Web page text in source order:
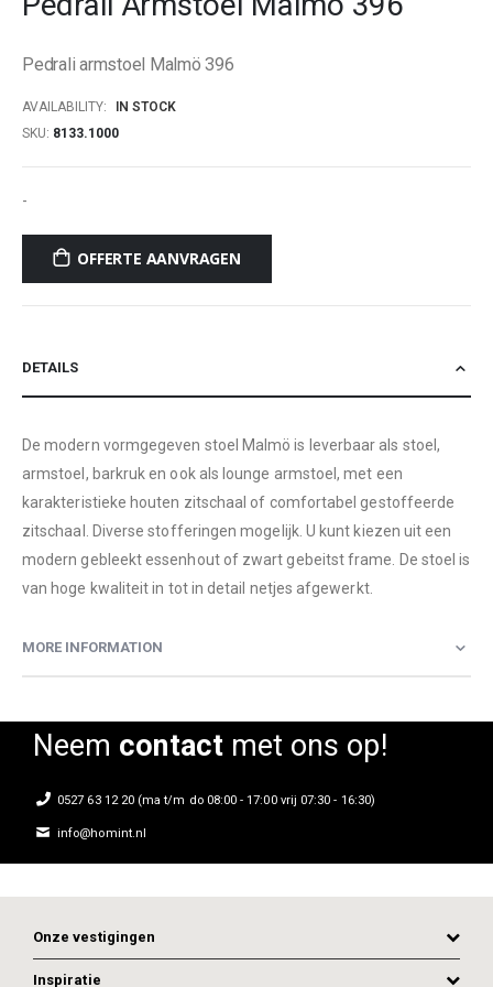
the
gallery
Pedrali armstoel Malmö 396
AVAILABILITY:
IN STOCK
SKU 8133.1000
-
OFFERTE AANVRAGEN
DETAILS
De modern vormgegeven stoel Malmö is leverbaar als stoel,
armstoel, barkruk en ook als lounge armstoel, met een
karakteristieke houten zitschaal of comfortabel gestoffeerde
zitschaal. Diverse stofferingen mogelijk. U kunt kiezen uit een
modern gebleekt essenhout of zwart gebeitst frame. De stoel is
van hoge kwaliteit in tot in detail netjes afgewerkt.
MORE INFORMATION
Neem contactmet ons op!
0527 63 12 20 (ma t/m do 08:00 - 17:00 vrij 07:30 - 16:30)
info@homint.nl
Onze vestigingen
Inspiratie